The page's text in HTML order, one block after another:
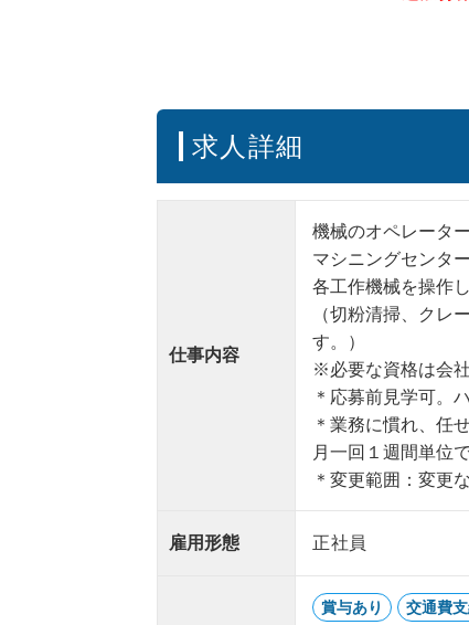
求人詳細
仕事内容
機械のオペレータ
マシニングセンタ
各工作機械を操作
（切粉清掃、クレ
す。）
※必要な資格は会
＊応募前見学可。
＊業務に慣れ、任
月一回１週間単位
＊変更範囲：変更
雇用形態 正社員
賞与あり 交通費